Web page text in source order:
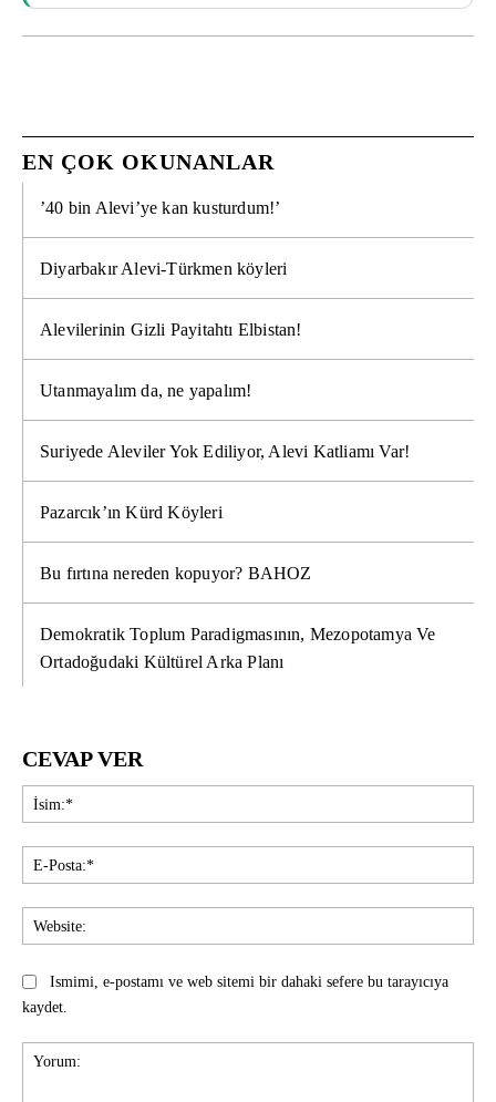
EN ÇOK OKUNANLAR
’40 bin Alevi’ye kan kusturdum!’
Diyarbakır Alevi-Türkmen köyleri
Alevilerinin Gizli Payitahtı Elbistan!
Utanmayalım da, ne yapalım!
Suriyede Aleviler Yok Ediliyor, Alevi Katliamı Var!
Pazarcık’ın Kürd Köyleri
Bu fırtına nereden kopuyor? BAHOZ
Demokratik Toplum Paradigmasının, Mezopotamya Ve
Ortadoğudaki Kültürel Arka Planı
CEVAP VER
Ismimi, e-postamı ve web sitemi bir dahaki sefere bu tarayıcıya
kaydet.